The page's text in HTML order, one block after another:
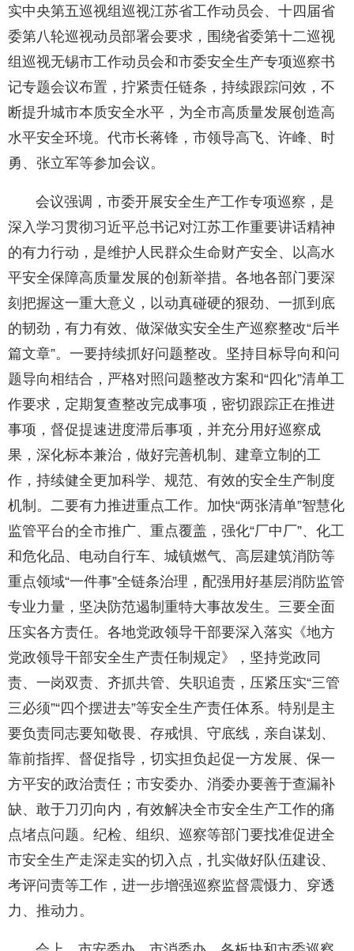
实中央第五巡视组巡视江苏省工作动员会、十四届省
委第八轮巡视动员部署会要求，围绕省委第十二巡视
组巡视无锡市工作动员会和市委安全生产专项巡察书
记专题会议布置，拧紧责任链条，持续跟踪问效，不
断提升城市本质安全水平，为全市高质量发展创造高
水平安全环境。代市长蒋锋，市领导高飞、许峰、时
勇、张立军等参加会议。
会议强调，市委开展安全生产工作专项巡察，是
深入学习贯彻习近平总书记对江苏工作重要讲话精神
的有力行动，是维护人民群众生命财产安全、以高水
平安全保障高质量发展的创新举措。各地各部门要深
刻把握这一重大意义，以动真碰硬的狠劲、一抓到底
的韧劲，有力有效、做深做实安全生产巡察整改“后半
篇文章”。一要持续抓好问题整改。坚持目标导向和问
题导向相结合，严格对照问题整改方案和“四化”清单工
作要求，定期复查整改完成事项，密切跟踪正在推进
事项，督促提速进度滞后事项，并充分用好巡察成
果，深化标本兼治，做好完善机制、建章立制的工
作，持续健全更加科学、规范、有效的安全生产制度
机制。二要有力推进重点工作。加快“两张清单”智慧化
监管平台的全市推广、重点覆盖，强化“厂中厂”、化工
和危化品、电动自行车、城镇燃气、高层建筑消防等
重点领域“一件事”全链条治理，配强用好基层消防监管
专业力量，坚决防范遏制重特大事故发生。三要全面
压实各方责任。各地党政领导干部要深入落实《地方
党政领导干部安全生产责任制规定》，坚持党政同
责、一岗双责、齐抓共管、失职追责，压紧压实“三管
三必须”“四个摆进去”等安全生产责任体系。特别是主
要负责同志要知敬畏、存戒惧、守底线，亲自谋划、
靠前指挥、督促指导，切实担负起促一方发展、保一
方平安的政治责任；市安委办、消委办要善于查漏补
缺、敢于刀刃向内，有效解决全市安全生产工作的痛
点堵点问题。纪检、组织、巡察等部门要找准促进全
市安全生产走深走实的切入点，扎实做好队伍建设、
考评问责等工作，进一步增强巡察监督震慑力、穿透
力、推动力。